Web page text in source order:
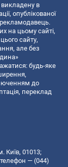
викладену в
опублікованої
рекламодавець.
на цьому сайті,
сайту,
але без
будь-яке
до
переклад
Київ, 01013;
— (044)